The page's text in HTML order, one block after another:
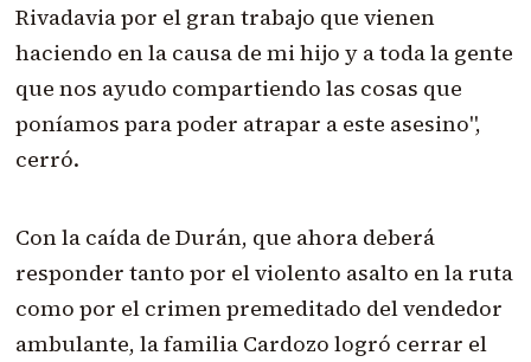
Rivadavia por el gran trabajo que vienen
haciendo en la causa de mi hijo y a toda la gente
que nos ayudo compartiendo las cosas que
poníamos para poder atrapar a este asesino",
cerró.
Con la caída de Durán, que ahora deberá
responder tanto por el violento asalto en la ruta
como por el crimen premeditado del vendedor
ambulante, la familia Cardozo logró cerrar el